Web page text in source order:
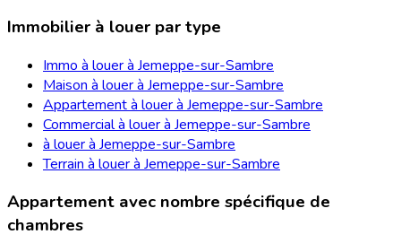
Immobilier à louer par type
Immo à louer à Jemeppe-sur-Sambre
Maison à louer à Jemeppe-sur-Sambre
Appartement à louer à Jemeppe-sur-Sambre
Commercial à louer à Jemeppe-sur-Sambre
à louer à Jemeppe-sur-Sambre
Terrain à louer à Jemeppe-sur-Sambre
Appartement avec nombre spécifique de
chambres